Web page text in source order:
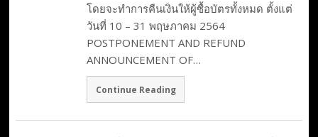
โดยจะทำการคืนเงินให้ผู้ซื้อบัตรทั้งหมด ตั้งแต่
วันที่ 10 – 31 พฤษภาคม 2564
POSTPONEMENT AND REFUND
ANNOUNCEMENT OF…
Continue Reading